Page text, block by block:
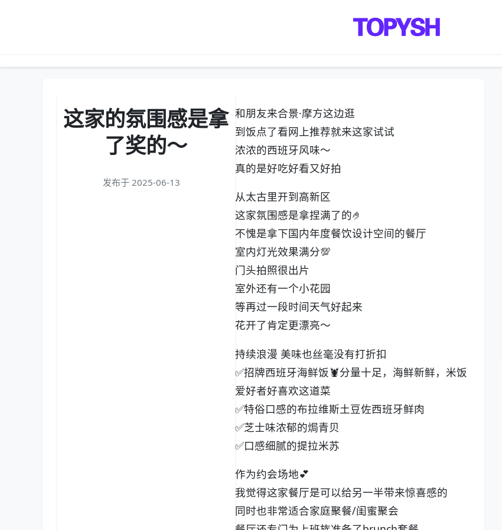
这家的氛围感是拿
了奖的～
发布于 2025-06-13
和朋友来合景·摩方这边逛
到饭点了看网上推荐就来这家试试
浓浓的西班牙风味～
真的是好吃好看又好拍
从太古里开到高新区
这家氛围感是拿捏满了的🤌
不愧是拿下国内年度餐饮设计空间的餐厅
室内灯光效果满分💯
门头拍照很出片
室外还有一个小花园
等再过一段时间天气好起来
花开了肯定更漂亮～
持续浪漫 美味也丝毫没有打折扣
✅招牌西班牙海鲜饭🦞分量十足，海鲜新鲜，米饭
爱好者好喜欢这道菜
✅特俗口感的布拉维斯土豆佐西班牙鲜肉
✅芝士味浓郁的焗青贝
✅口感细腻的提拉米苏
作为约会场地💕
我觉得这家餐厅是可以给另一半带来惊喜感的
同时也非常适合家庭聚餐/闺蜜聚会